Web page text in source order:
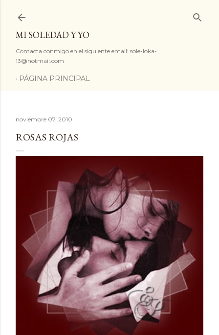
MI SOLEDAD Y YO
Contacta conmigo en el siguiente email: sole-loka-
13@hotmail.com
PÁGINA PRINCIPAL
noviembre 07, 2010
ROSAS ROJAS